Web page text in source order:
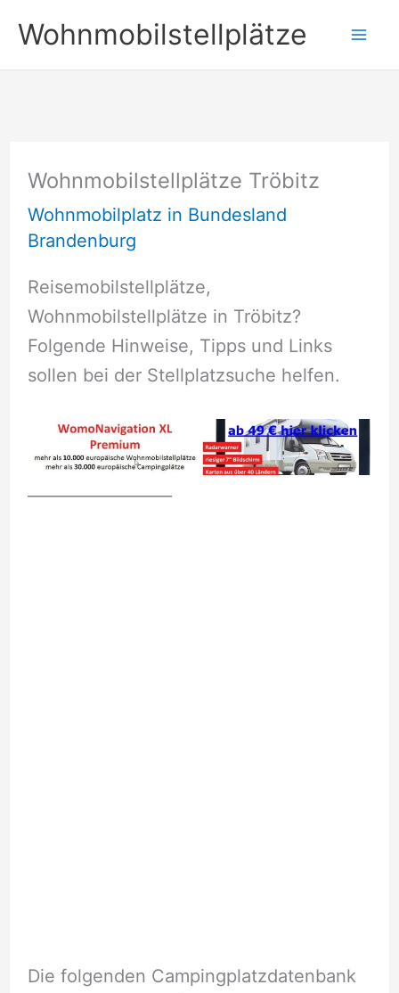
Inhalt
springen
Wohnmobilstellplätze
Wohnmobilstellplätze Tröbitz
Wohnmobilplatz in Bundesland
Brandenburg
Reisemobilstellplätze,
Wohnmobilstellplätze in Tröbitz?
Folgende Hinweise, Tipps und Links
sollen bei der Stellplatzsuche helfen.
Die folgenden Campingplatzdatenbank